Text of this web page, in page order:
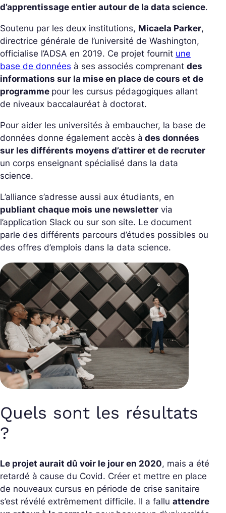
d’apprentissage entier autour de la data science.
Soutenu par les deux institutions, Micaela Parker,
directrice générale de l’université de Washington,
officialise l’ADSA en 2019. Ce projet fournit une
base de données à ses associés comprenant des
informations sur la mise en place de cours et de
programme pour les cursus pédagogiques allant
de niveaux baccalauréat à doctorat.
Pour aider les universités à embaucher, la base de
données donne également accès à des données
sur les différents moyens d’attirer et de recruter
un corps enseignant spécialisé dans la data
science.
L’alliance s’adresse aussi aux étudiants, en
publiant chaque mois une newsletter via
l’application Slack ou sur son site. Le document
parle des différents parcours d’études possibles ou
des offres d’emplois dans la data science.
Quels sont les résultats
?
Le projet aurait dû voir le jour en 2020, mais a été
retardé à cause du Covid. Créer et mettre en place
de nouveaux cursus en période de crise sanitaire
s’est révélé extrêmement difficile. Il a fallu attendre